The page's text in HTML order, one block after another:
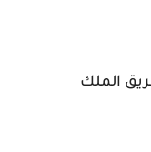
الملك